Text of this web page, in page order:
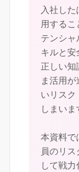
入社し
用する
テンシ
キルと安
正しい知
ま活用
いリス
しまいま
本資料で
員のリ
して戦